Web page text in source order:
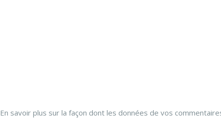
En savoir plus sur la façon dont les données de vos